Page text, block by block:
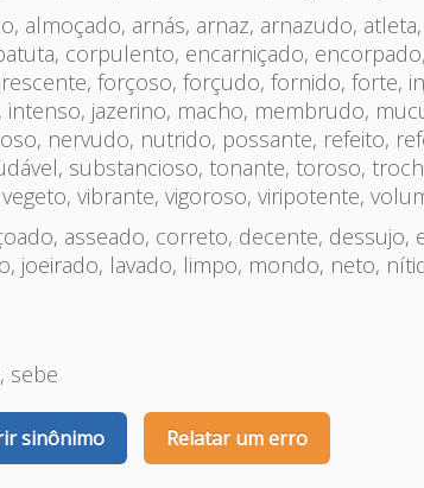
almoçado, arnás, arnaz, arnazudo,
corpulento, encarniçado,
forçoso, forçudo, fornido, forte,
intenso, jazerino, macho, membrudo,
nervudo, nutrido, possante, refeito,
substancioso, tonante, toroso,
vibrante, vigoroso, viripotente,
asseado, correto, decente, dessujo,
joeirado, lavado, limpo, mondo, neto,
sebe
sinônimo Relatar um erro